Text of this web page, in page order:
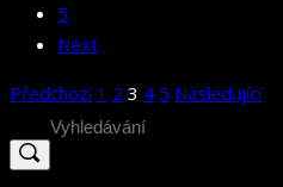
5
Next
Stránkování
příspěvků
Předchozí 1 2 3 4 5 Následující
Search
for: